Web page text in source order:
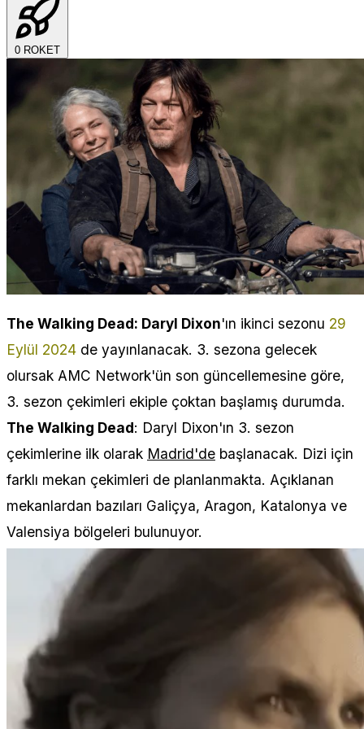
0 ROKET
The Walking Dead: Daryl Dixon'ın ikinci sezonu 29
Eylül 2024 de yayınlanacak. 3. sezona gelecek
olursak AMC Network'ün son güncellemesine göre,
3. sezon çekimleri ekiple çoktan başlamış durumda.
The Walking Dead: Daryl Dixon'ın 3. sezon
çekimlerine ilk olarak Madrid'de başlanacak. Dizi için
farklı mekan çekimleri de planlanmakta. Açıklanan
mekanlardan bazıları Galiçya, Aragon, Katalonya ve
Valensiya bölgeleri bulunuyor.